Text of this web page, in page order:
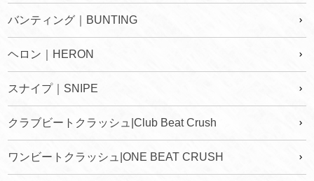
バンティング｜BUNTING
ヘロン｜HERON
スナイプ｜SNIPE
クラブビートクラッシュ|Club Beat Crush
ワンビートクラッシュ|ONE BEAT CRUSH